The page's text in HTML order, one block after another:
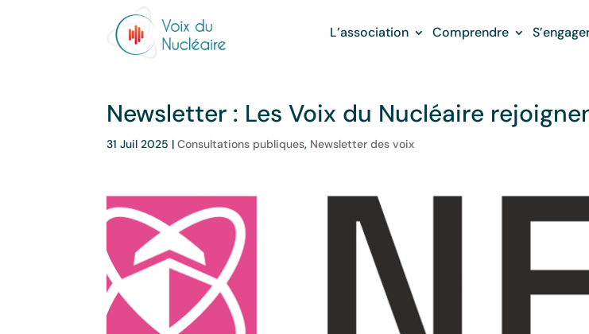
L’association Comprendre
Newsletter : Les Voix du Nucléaire
31 Juil 2025 |Consultations publiques, Newsletter des voix